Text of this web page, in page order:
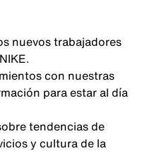
nuevos trabajadores
con nuestras
para estar al día
tendencias de
y cultura de la